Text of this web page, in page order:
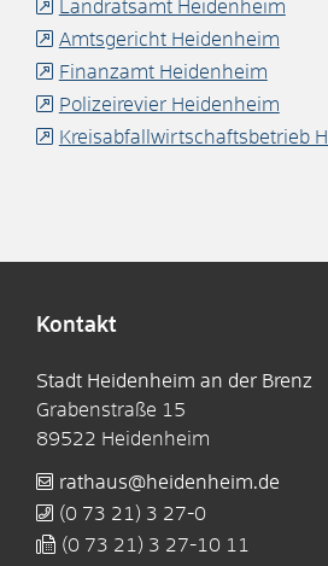
Landratsamt Heidenheim
Amtsgericht Heidenheim
Finanzamt Heidenheim
Polizeirevier Heidenheim
Kreisabfallwirtschaftsbetrieb
Kontakt
Stadt Heidenheim an der Brenz
Grabenstraße 15
89522 Heidenheim
rathaus@heidenheim.de
(0 73 21) 3 27-0
(0 73 21) 3 27-10 11